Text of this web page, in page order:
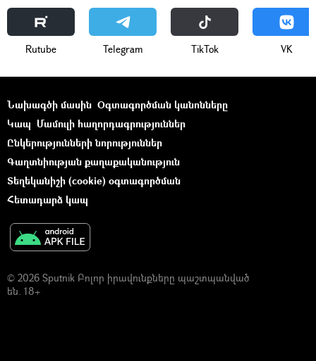
Rutube Telegram ТikТоk VK
Նախագծի մասին Օգտագործման կանոնները
Կապ Մամուլի հաղորդագրություններ
Ընկերությունների նորություններ
Գաղտնիության քաղաքականություն
Տեղեկանիշի (cookie) օգտագործման
Հետադարձ կապ
© 2026 Sputnik Բոլոր իրավունքները պաշտպանված
են. 18+